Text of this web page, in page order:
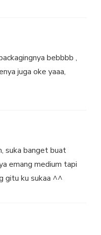
bebbbb ,
juga oke yaaa,
suka banget buat
emang medium tapi
gitu ku sukaa ^^